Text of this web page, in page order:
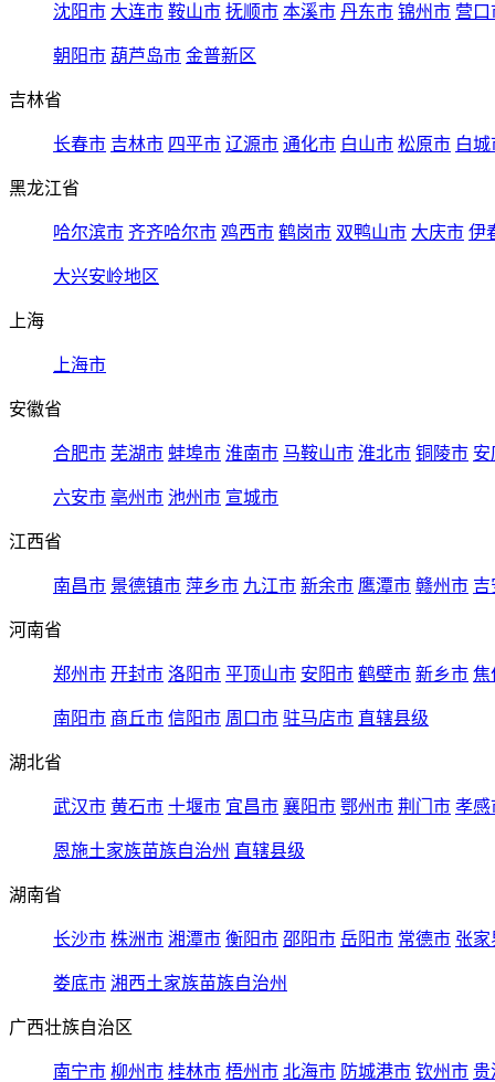
沈阳市 大连市 鞍山市 抚顺市 本溪市 丹东市 锦州市 营口
朝阳市 葫芦岛市 金普新区
吉林省
长春市 吉林市 四平市 辽源市 通化市 白山市 松原市 白城
黑龙江省
哈尔滨市 齐齐哈尔市 鸡西市 鹤岗市 双鸭山市 大庆市 伊
大兴安岭地区
上海
上海市
安徽省
合肥市 芜湖市 蚌埠市 淮南市 马鞍山市 淮北市 铜陵市 安
六安市 亳州市 池州市 宣城市
江西省
南昌市 景德镇市 萍乡市 九江市 新余市 鹰潭市 赣州市 吉
河南省
郑州市 开封市 洛阳市 平顶山市 安阳市 鹤壁市 新乡市 焦
南阳市 商丘市 信阳市 周口市 驻马店市 直辖县级
湖北省
武汉市 黄石市 十堰市 宜昌市 襄阳市 鄂州市 荆门市 孝感
恩施土家族苗族自治州 直辖县级
湖南省
长沙市 株洲市 湘潭市 衡阳市 邵阳市 岳阳市 常德市 张家
娄底市 湘西土家族苗族自治州
广西壮族自治区
南宁市 柳州市 桂林市 梧州市 北海市 防城港市 钦州市 贵